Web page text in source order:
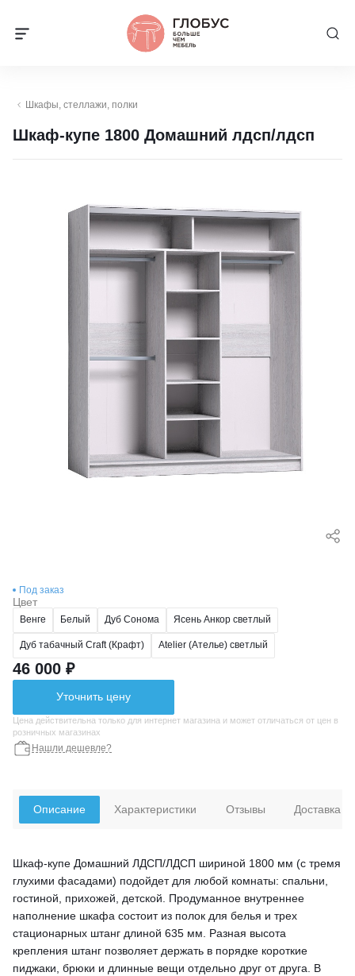
Шкафы, стеллажи, полки
Шкаф-купе 1800 Домашний лдсп/лдсп
Под заказ
Цвет
Венге Белый Дуб Сонома Ясень Анкор светлый
Дуб табачный Craft (Крафт) Atelier (Ателье) светлый
46 000 ₽
Уточнить цену
Цена действительна только для интернет магазина и может отличаться от цен в
розничных магазинах
Нашли дешевле?
Описание
Шкаф-купе Домашний ЛДСП/ЛДСП шириной 1800 мм (с тремя
глухими фасадами) подойдет для любой комнаты: спальни,
гостиной, прихожей, детской. Продуманное внутреннее
наполнение шкафа состоит из полок для белья и трех
стационарных штанг длиной 635 мм. Разная высота
крепления штанг позволяет держать в порядке короткие
пиджаки, брюки и длинные вещи отдельно друг от друга. В
Характеристики Отзывы Доставка